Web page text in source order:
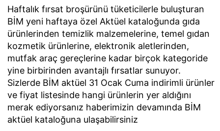
Haftalık fırsat broşürünü tüketicilerle buluşturan
BİM yeni haftaya özel Aktüel kataloğunda gıda
ürünlerinden temizlik malzemelerine, temel gıdan
kozmetik ürünlerine, elektronik aletlerinden,
mutfak araç gereçlerine kadar birçok kategoride
yine birbirinden avantajlı fırsatlar sunuyor.
Sizlerde BİM aktüel 31 Ocak Cuma indirimli ürünler
ve fiyat listesinde hangi ürünlerin yer aldığını
merak ediyorsanız haberimizin devamında BİM
aktüel kataloğuna ulaşabilirsiniz